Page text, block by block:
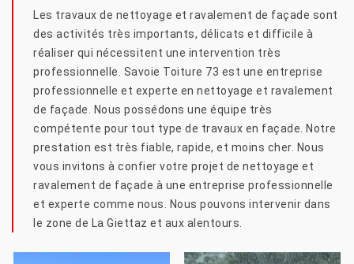
Les travaux de nettoyage et ravalement de façade sont
des activités très importants, délicats et difficile à
réaliser qui nécessitent une intervention très
professionnelle. Savoie Toiture 73 est une entreprise
professionnelle et experte en nettoyage et ravalement
de façade. Nous possédons une équipe très
compétente pour tout type de travaux en façade. Notre
prestation est très fiable, rapide, et moins cher. Nous
vous invitons à confier votre projet de nettoyage et
ravalement de façade à une entreprise professionnelle
et experte comme nous. Nous pouvons intervenir dans
le zone de La Giettaz et aux alentours.